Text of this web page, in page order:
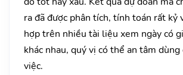
ra đã được phân tích, tính toán rất kỷ
hợp trên nhiều tài liệu xem ngày có
khác nhau, quý vị có thể an tâm
việc.